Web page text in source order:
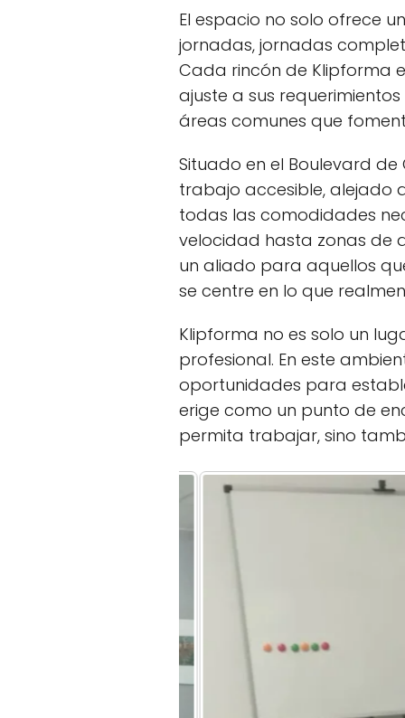
El espacio no solo ofrece
jornadas, jornadas
Cada rincón de Klipforma
ajuste a sus
áreas comunes que
Situado en el Boulevard
trabajo accesible, alejado
todas las comodidades
velocidad hasta zonas de
un aliado para aquellos
se centre en lo que
Klipforma no es solo un
profesional. En este
oportunidades para
erige como un punto de
permita trabajar, sino